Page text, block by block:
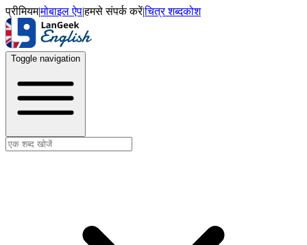
प्रीमियम|मोबाइल ऐप|हमसे संपर्क करें|चित्र शब्दकोश
Toggle navigation